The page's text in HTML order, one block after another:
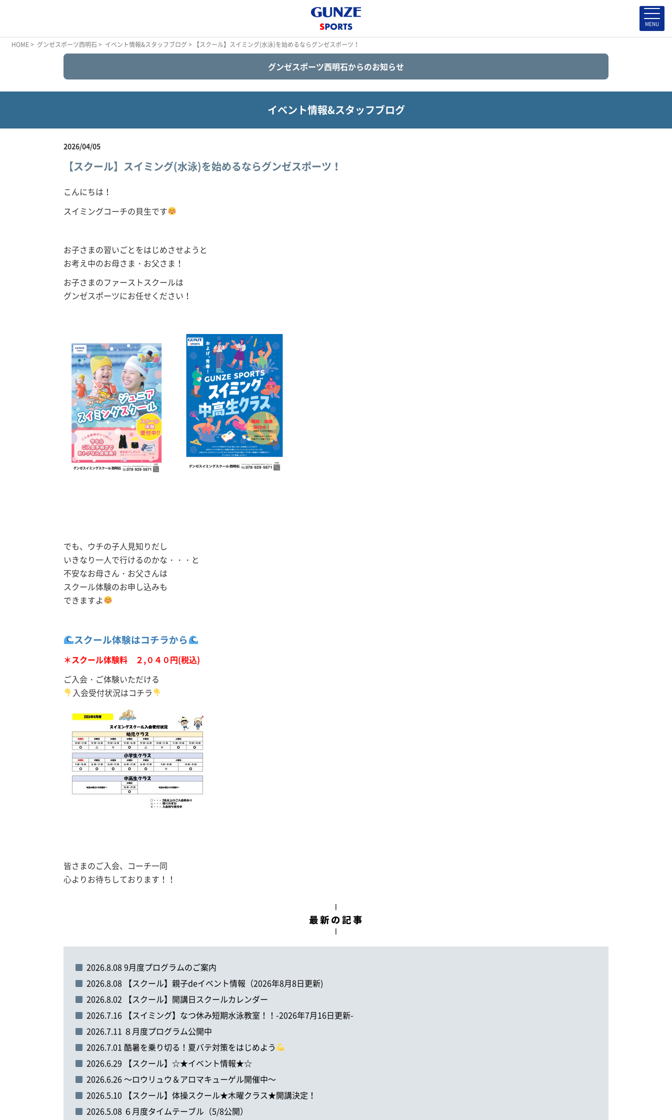
HOME> グンゼスポーツ西明石> イベント情報&スタッフブログ> 【スクール】スイミング(水泳)を始めるならグンゼスポーツ！
グンゼスポーツ西明石からのお知らせ
イベント情報&スタッフブログ
2026/04/05
【スクール】スイミング(水泳)を始めるならグンゼスポーツ！
こんにちは！
スイミングコーチの貝生です
お子さまの習いごとをはじめさせようと
お考え中のお母さま・お父さま！
お子さまのファーストスクールは
グンゼスポーツにお任せください！
でも、ウチの子人見知りだし
いきなり一人で行けるのかな・・・と
不安なお母さん・お父さんは
スクール体験のお申し込みも
できますよ
スクール体験はコチラから
＊スクール体験料 ２,０４０円(税込)
ご入会・ご体験いただける
入会受付状況はコチラ
皆さまのご入会、コーチ一同
心よりお待ちしております！！
2026.8.08 9月度プログラムのご案内
2026.8.08 【スクール】親子deイベント情報（2026年8月8日更新)
2026.8.02 【スクール】開講日スクールカレンダー
2026.7.16 【スイミング】なつ休み短期水泳教室！！-2026年7月16日更新-
2026.7.11 ８月度プログラム公開中
2026.7.01 酷暑を乗り切る！夏バテ対策をはじめよう
2026.6.29 【スクール】☆★イベント情報★☆
2026.6.26 ～ロウリュウ＆アロマキューゲル開催中～
2026.5.10 【スクール】体操スクール★木曜クラス★開講決定！
2026.5.08 ６月度タイムテーブル（5/8公開）